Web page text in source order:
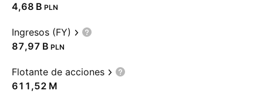
‪4,68 B‬ PLN
Ingresos (FY)
‪87,97 B‬ PLN
Flotante de acciones
‪611,52 M‬